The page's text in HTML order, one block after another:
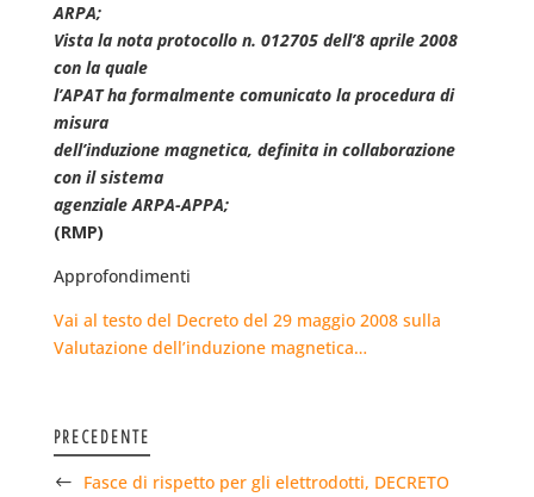
ARPA;
Vista la nota protocollo n. 012705 dell’8 aprile 2008
con la quale
l’APAT ha formalmente comunicato la procedura di
misura
dell’induzione magnetica, definita in collaborazione
con il sistema
agenziale ARPA-APPA;
(RMP)
Approfondimenti
Vai al testo del Decreto del 29 maggio 2008 sulla
Valutazione dell’induzione magnetica…
PRECEDENTE
Fasce di rispetto per gli elettrodotti, DECRETO